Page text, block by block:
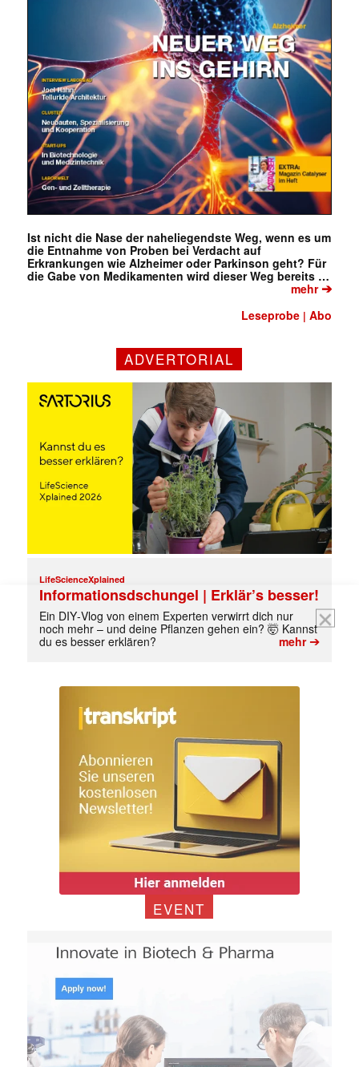
Mit dem |transkript-Newsletter
jede Woche aktuell informiert.
E-
Ist nicht die Nase der naheliegendste Weg, wenn es um
die Entnahme von Proben bei Verdacht auf
Erkrankungen wie Alzheimer oder Parkinson geht? Für
die Gabe von Medikamenten wird dieser Weg bereits …
mehr➔
Leseprobe |Abo
ADVERTORIAL
LifeScienceXplained
Informationsdschungel | Erklär’s besser!
Ein DIY‑Vlog von einem Experten verwirrt dich nur
noch mehr – und deine Pflanzen gehen ein? 🤯 Kannst
du es besser erklären?
mehr➔
EVENT